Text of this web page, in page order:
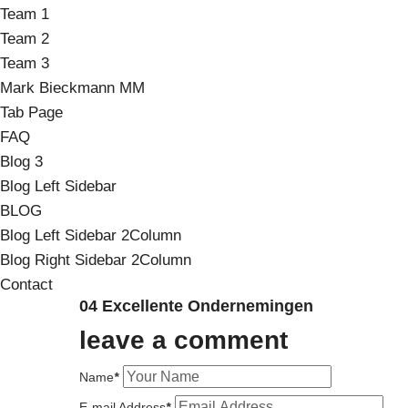
Team 1
Team 2
Team 3
Mark Bieckmann MM
Tab Page
FAQ
Blog 3
Blog Left Sidebar
BLOG
Blog Left Sidebar 2Column
Blog Right Sidebar 2Column
Contact
04 Excellente Ondernemingen
leave a comment
Name*